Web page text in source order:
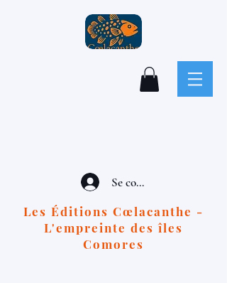
Se connecter
Les Éditions Cœlacanthe -
L'empreinte des îles
Comores